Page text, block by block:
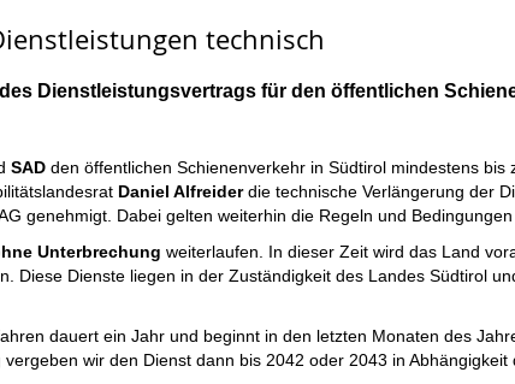
technisch
Dienstleistungsvertrags für den öffentlichen
SAD den öffentlichen Schienenverkehr in Südtirol mindestens bis
Daniel Alfreiderdie technische Verlängerung der
genehmigt. Dabei gelten weiterhin die Regeln und
Unterbrechung weiterlaufen. In dieser Zeit wird das Land
Diese Dienste liegen in der Zuständigkeit des Landes Südtirol
dauert ein Jahr und beginnt in den letzten Monaten des
wir den Dienst dann bis 2042 oder 2043 in Abhängigkeit